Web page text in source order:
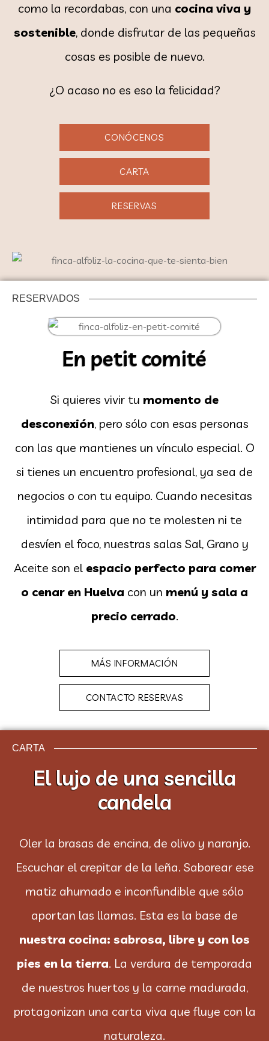
como la recordabas, con una cocina viva y
sostenible, donde disfrutar de las pequeñas
cosas es posible de nuevo.
¿O acaso no es eso la felicidad?
CONÓCENOS
CARTA
RESERVAS
RESERVADOS
En petit comité
Si quieres vivir tu momento de
desconexión, pero sólo con esas personas
con las que mantienes un vínculo especial. O
si tienes un encuentro profesional, ya sea de
negocios o con tu equipo. Cuando necesitas
intimidad para que no te molesten ni te
desvíen el foco, nuestras salas Sal, Grano y
Aceite son el espacio perfecto para comer
o cenar en Huelva con un menú y sala a
precio cerrado.
MÁS INFORMACIÓN
CONTACTO RESERVAS
CARTA
El lujo de una sencilla
candela
Oler la brasas de encina, de olivo y naranjo.
Escuchar el crepitar de la leña. Saborear ese
matiz ahumado e inconfundible que sólo
aportan las llamas. Esta es la base de
nuestra cocina: sabrosa, libre y con los
pies en la tierra. La verdura de temporada
de nuestros huertos y la carne madurada,
protagonizan una carta viva que fluye con la
naturaleza.